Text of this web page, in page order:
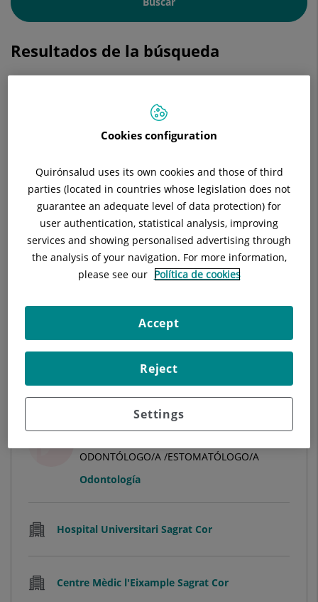
Resultados de la búsqueda
Adria Jorba García
ODONTÓLOGO/A /ESTOMATÓLOGO/A
Hospital Universitari Sagrat Cor
Centre Mèdic l'Eixample Sagrat Cor
Ver ficha
Ver más especialistas enBarcelona
Élia Alegret Feliu
ODONTÓLOGO/A /ESTOMATÓLOGO/A
Odontología
Hospital Universitari Sagrat Cor
Centre Mèdic l'Eixample Sagrat Cor
Cookies configuration
Quirónsalud uses its own cookies and those of third
parties (located in countries whose legislation does not
guarantee an adequate level of data protection) for
user authentication, statistical analysis, improving
services and showing personalised advertising through
the analysis of your navigation. For more information,
please see our Política de cookies
Settings
Reject
Accept